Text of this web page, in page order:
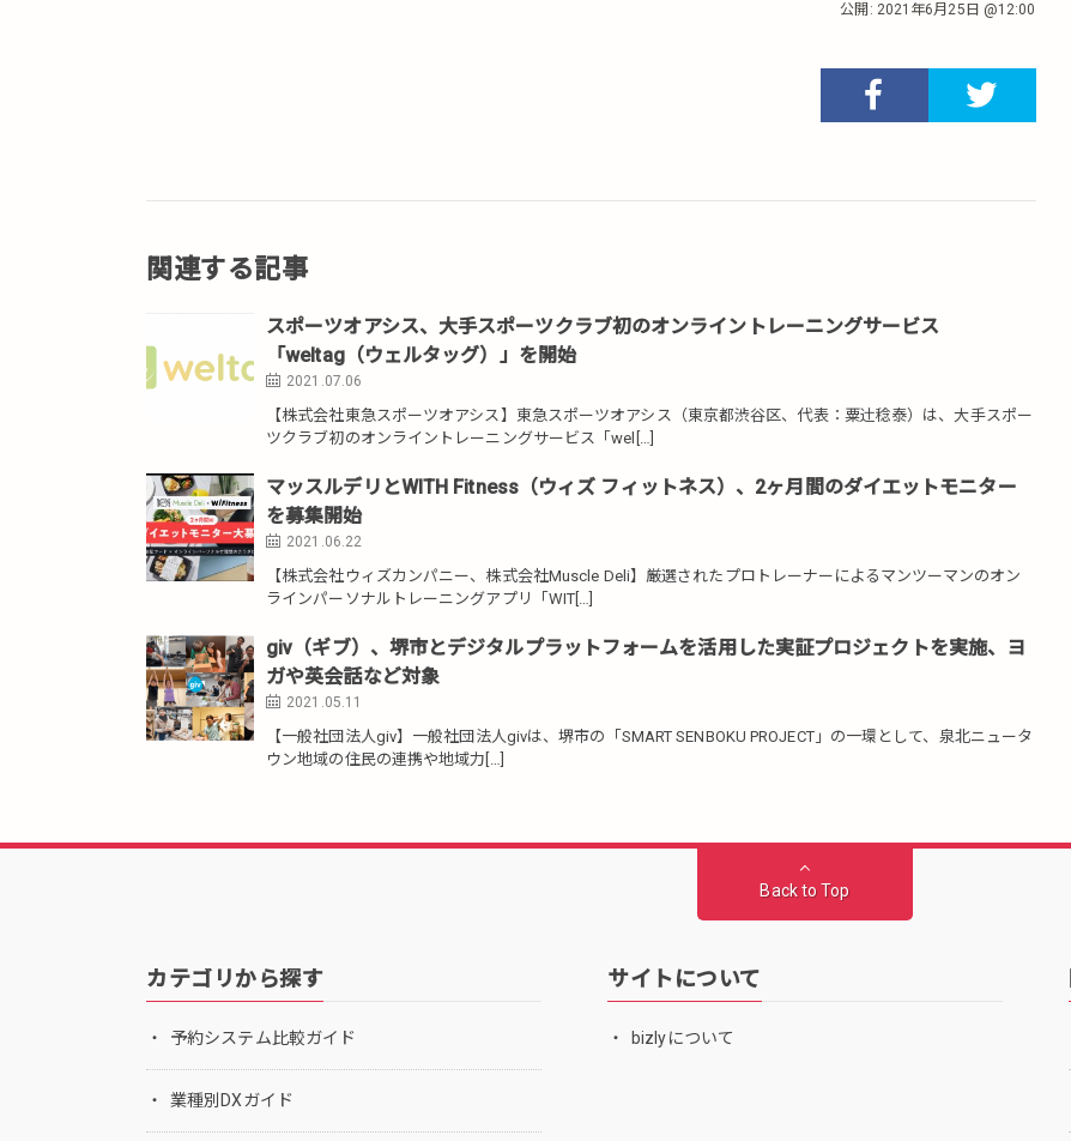
公開: 2021年6月25日 @12:00
関連する記事
スポーツオアシス、大手スポーツクラブ初のオンライントレーニングサービス
「weltag（ウェルタッグ）」を開始
2021.07.06
【株式会社東急スポーツオアシス】東急スポーツオアシス（東京都渋谷区、代表：粟辻󠄀稔泰）は、大手スポー
ツクラブ初のオンライントレーニングサービス「wel[…]
マッスルデリとWITH Fitness（ウィズ フィットネス）、2ヶ月間のダイエットモニター
を募集開始
2021.06.22
【株式会社ウィズカンパニー、株式会社Muscle Deli】厳選されたプロトレーナーによるマンツーマンのオン
ラインパーソナルトレーニングアプリ「WIT[…]
giv（ギブ）、堺市とデジタルプラットフォームを活用した実証プロジェクトを実施、ヨ
ガや英会話など対象
2021.05.11
【一般社団法人giv】一般社団法人givは、堺市の「SMART SENBOKU PROJECT」の一環として、泉北ニュータ
ウン地域の住民の連携や地域力[…]
Back to Top
カテゴリから探す
予約システム比較ガイド
業種別DXガイド
サイトについて
bizlyについて